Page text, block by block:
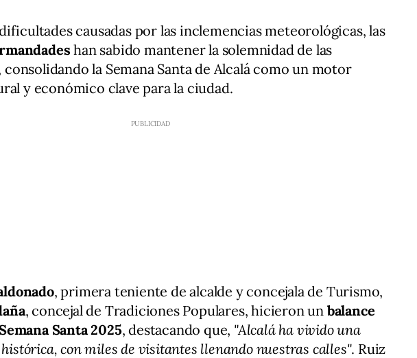
causadas por las inclemencias meteorológicas, las
han sabido mantener la solemnidad de las
la Semana Santa de Alcalá como un motor
y económico clave para la ciudad.
, primera teniente de alcalde y concejala de Turismo,
, concejal de Tradiciones Populares, hicieron un balance
Santa 2025, destacando que, "Alcalá ha vivido una
con miles de visitantes llenando nuestras calles". Ruiz